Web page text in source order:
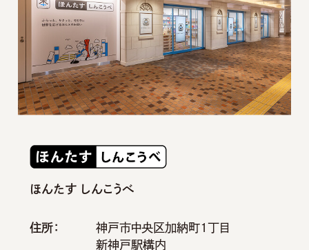
ほんたす しんこうべ
住所：
神戸市中央区加納町1丁目
新神戸駅構内